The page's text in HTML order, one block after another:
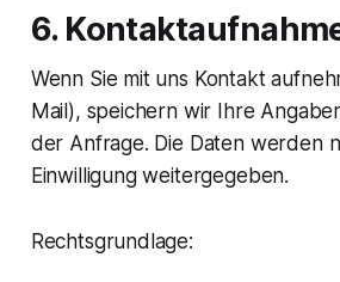
6.
Wenn Sie mit uns Kontakt
Mail), speichern wir Ihre
der Anfrage. Die Daten werden
Einwilligung weitergegeben.
Rechtsgrundlage: